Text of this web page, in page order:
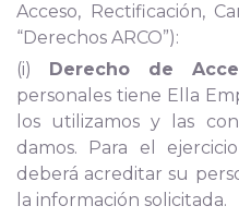
Acceso, Rectificación,
“Derechos ARCO”):
(i) Derecho de
personales tiene Ella
los utilizamos y las
damos. Para el
deberá acreditar su
la información solicitada.